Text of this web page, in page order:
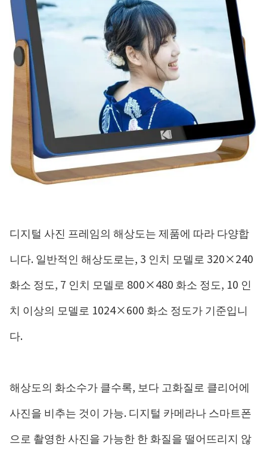
디지털 사진 프레임의 해상도는 제품에 따라 다양합
니다. 일반적인 해상도로는, 3 인치 모델로 320×240
화소 정도, 7 인치 모델로 800×480 화소 정도, 10 인
치 이상의 모델로 1024×600 화소 정도가 기준입니
다.
해상도의 화소수가 클수록, 보다 고화질로 클리어에
사진을 비추는 것이 가능. 디지털 카메라나 스마트폰
으로 촬영한 사진을 가능한 한 화질을 떨어뜨리지 않